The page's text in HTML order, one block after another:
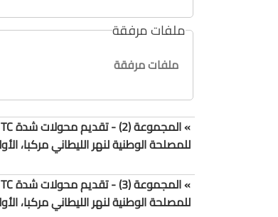
ملفات مرفقة
ملفات مرفقة
للمصلحة الوطنية لنهر الليطاني مركبا،
للمصلحة الوطنية لنهر الليطاني مركبا،